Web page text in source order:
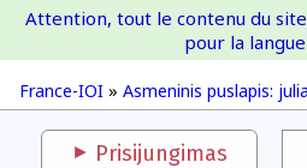
France-IOI » Asmeninis puslapis:
Attention, tout le contenu du
pour la
Prisijungimas